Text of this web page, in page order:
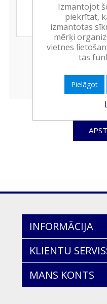
INFORMĀCIJA
KLIENTU
MANS KONTS
Izmantojot
piekrītat,
izmantotas
mērķi
vietnes
tās
Pielāgot